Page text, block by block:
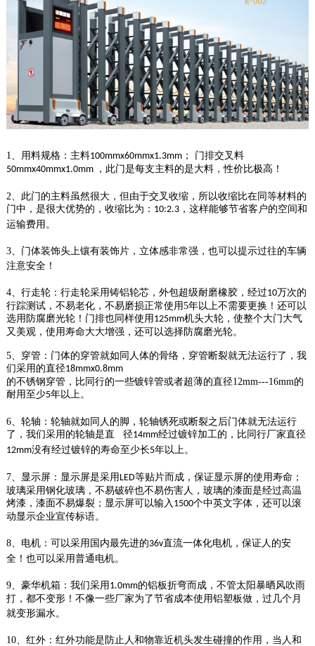
1、用料规格：主料100mmx60mmx1.3mm； 门排交叉料
50mmx40mmx1.0mm ，此门是每支主料的是大料，性价比极高！
2、此门的主料虽然很大，但由于交叉收缩，所以收缩比在同等材料的
门中，是很大优势的，收缩比为： 10:2.3，这样能够节省客户的空间和
运输费用。
3、门体装饰头上镶有装饰片，立体感非常强，也可以提示过往的车辆
注意安全！
4、行走轮：行走轮采用铸铝轮芯，外包超级耐磨橡胶，经过10万次的
行踪测试，不易老化，不易磨损正常使用5年以上不需要更换！还可以
选用防腐磨光轮！门排也同样使用 125mm机头大轮，使整个大门大气
又美观，使用寿命大大增强，还可以选择防腐磨光轮。
5、穿管：门体的穿管就如同人体的骨络，穿管断裂就无法运行了，我
们采用的直径18mmx0.8mm
的不锈钢穿管，比同行的一些镀锌管或者超薄的直径12mm---16mm的
耐用至少5年以上。
6、轮轴：轮轴就如同人的脚，轮轴锈死或断裂之后门体就无法运行
了，我们采用的轮轴是直 径14mm经过镀锌加工的，比同行厂家直径
12mm没有经过镀锌的寿命至少长5年以上。
7、显示屏：显示屏是采用 LED等贴片而成，保证显示屏的使用寿命；
玻璃采用钢化玻璃，不易破碎也不易伤害人，玻璃的漆面是经过高温
烤漆，漆面不易爆裂；显示屏可以输入 1500个中英文字体，还可以滚
动显示企业宣传标语。
8、电机：可以采用国内最先进的36v直流一体化电机，保证人的安
全！也可以采用普通电机。
9、豪华机箱：我们采用 1.0mm的铝板折弯而成，不管太阳暴晒风吹雨
打，都不变形！不像一些厂家为了节省成本使用铝塑板做，过几个月
就变形漏水。
10、红外：红外功能是防止人和物靠近机头发生碰撞的作用，当人和